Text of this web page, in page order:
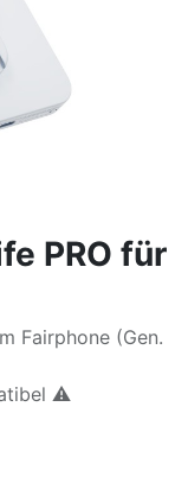
PRO für
Fairphone (Gen.
⚠️